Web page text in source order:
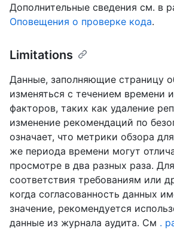
Дополнительные сведения см. в
Оповещения о проверке кода.
Limitations
Данные, заполняющие страницу
изменяться с течением времени
факторов, таких как удаление
изменение рекомендаций по
означает, что метрики обзора
же периода времени могут
просмотре в два разных раза.
соответствия требованиям или
когда согласованность данных
значение, рекомендуется
данные из журнала аудита. См .